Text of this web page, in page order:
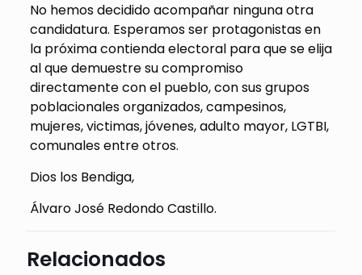
No hemos decidido acompañar ninguna otra
candidatura. Esperamos ser protagonistas en
la próxima contienda electoral para que se elija
al que demuestre su compromiso
directamente con el pueblo, con sus grupos
poblacionales organizados, campesinos,
mujeres, victimas, jóvenes, adulto mayor, LGTBI,
comunales entre otros.
Dios los Bendiga,
Álvaro José Redondo Castillo.
Relacionados